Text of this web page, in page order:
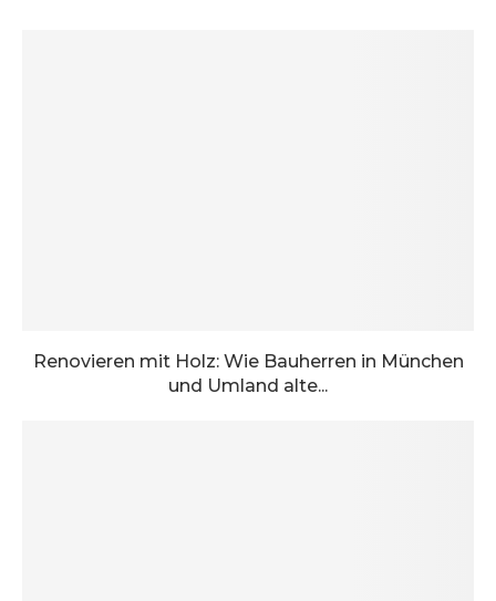
Renovieren mit Holz: Wie Bauherren in München
und Umland alte...